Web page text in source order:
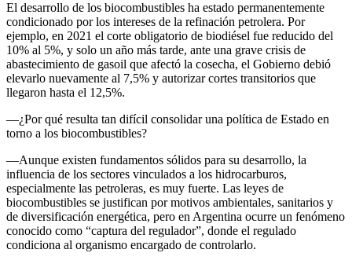
El desarrollo de los biocombustibles ha estado permanentemente
condicionado por los intereses de la refinación petrolera. Por
ejemplo, en 2021 el corte obligatorio de biodiésel fue reducido del
10% al 5%, y solo un año más tarde, ante una grave crisis de
abastecimiento de gasoil que afectó la cosecha, el Gobierno debió
elevarlo nuevamente al 7,5% y autorizar cortes transitorios que
llegaron hasta el 12,5%.
—¿Por qué resulta tan difícil consolidar una política de Estado en
torno a los biocombustibles?
—Aunque existen fundamentos sólidos para su desarrollo, la
influencia de los sectores vinculados a los hidrocarburos,
especialmente las petroleras, es muy fuerte. Las leyes de
biocombustibles se justifican por motivos ambientales, sanitarios y
de diversificación energética, pero en Argentina ocurre un fenómeno
conocido como “captura del regulador”, donde el regulado
condiciona al organismo encargado de controlarlo.